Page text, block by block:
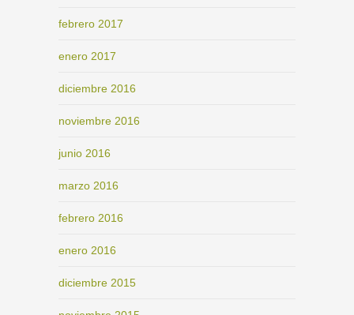
febrero 2017
enero 2017
diciembre 2016
noviembre 2016
junio 2016
marzo 2016
febrero 2016
enero 2016
diciembre 2015